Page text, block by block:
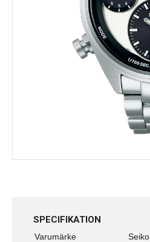
SPECIFIKATION
Varumärke
Seiko